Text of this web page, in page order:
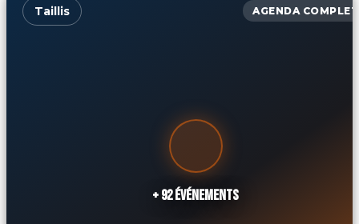
Taillis AGENDA COMPLET
+ 92 ÉVÉNEMENTS